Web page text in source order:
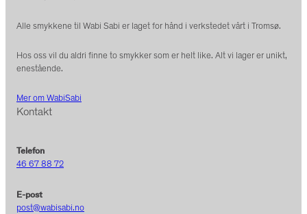
Alle smykkene til Wabi Sabi er laget for hånd i verkstedet vårt i Tromsø.
Hos oss vil du aldri finne to smykker som er helt like. Alt vi lager er unikt,
enestående.
Mer om WabiSabi
Kontakt
Telefon
46 67 88 72
E-post
post@wabisabi.no